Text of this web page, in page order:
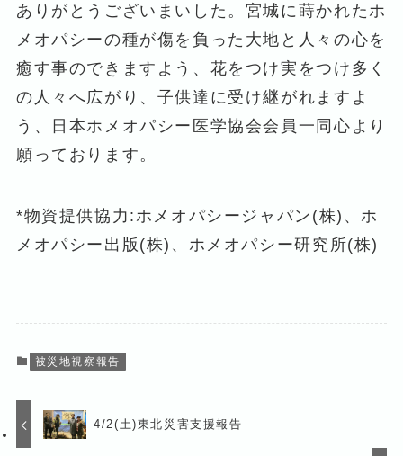
ありがとうございまいした。宮城に蒔かれたホ
メオパシーの種が傷を負った大地と人々の心を
癒す事のできますよう、花をつけ実をつけ多く
の人々へ広がり、子供達に受け継がれますよ
う、日本ホメオパシー医学協会会員一同心より
願っております。
*物資提供協力:ホメオパシージャパン(株)、ホ
メオパシー出版(株)、ホメオパシー研究所(株)
被災地視察報告
4/2(土)東北災害支援報告